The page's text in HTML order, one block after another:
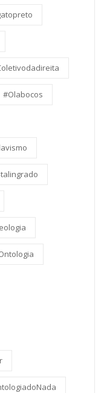
#Olabocos